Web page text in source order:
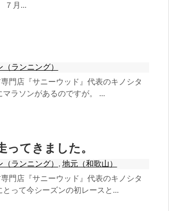
７月...
（ランニング）
門店『サニーウッド』代表のキノシタ
ラソンがあるのですが。 ...
ってきました。
（ランニング） , 地元（和歌山）
門店『サニーウッド』代表のキノシタ
って今シーズンの初レースと...